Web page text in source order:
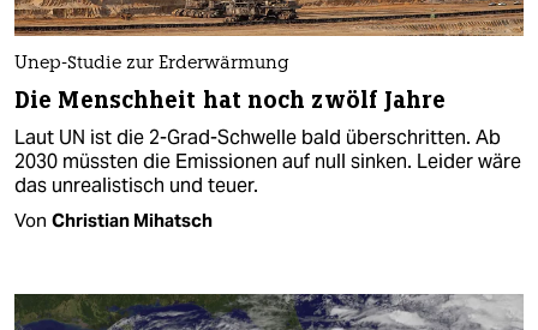
Unep-Studie zur Erderwärmung
Die Menschheit hat noch zwölf Jahre
Laut UN ist die 2-Grad-Schwelle bald überschritten. Ab
2030 müssten die Emissionen auf null sinken. Leider wäre
das unrealistisch und teuer.
Von Christian Mihatsch